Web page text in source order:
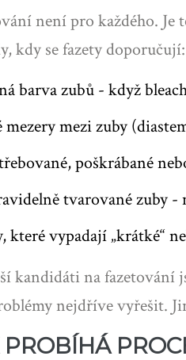
není pro každého.
kdy se fazety doporučují:
barva zubů - když
mezery mezi zuby
poškrábané
tvarované zuby
které vypadají „krátké“
kandidáti na fazetování
nejdříve vyřešit.